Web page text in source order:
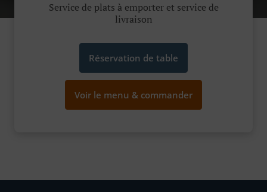
Service de plats à emporter et service de
livraison
Réservation de table
Voir le menu & commander